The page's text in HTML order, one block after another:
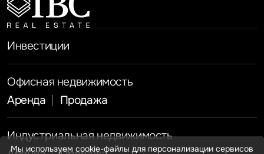
Инвестиции
Офисная недвижимость
Аренда
Продажа
Индустриальная недвижимость
Мы используем cookie-файлы для персонализации сервисов